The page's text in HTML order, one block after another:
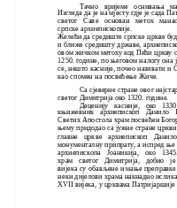
Тачно вријеме оснивања
Изгледа да је на мјесту гдје је сада
светог Саве основан метох
српске архиепископије.
Желећи да средиште српске цркве
и ближе средишту државе,
овом жичком метоху код Пећи цркву
1250. године, по његовом налогу
се, нешто касније, почео називати и
као спомен на посвећење Жиче.
Са сјеверне стране овог
светог Димитрија око 1320. године.
Деценију касније, око
књижевник архиепископ Данило
Светих Апостола храм посвећен
њему придодао са јужне стране
главне цркве архиепископ
монументалну припрату, а испред ње
архиепископа Јоаникија, око
храм светог Димитрија, добио
вијека су обављене и мање
неки дијелови храма накнадно
XVII вијека, у црквама